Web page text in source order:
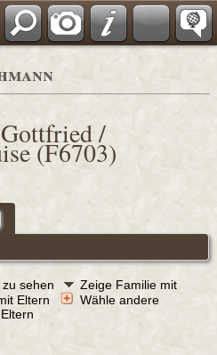
/
(F6703)
sehen
Zeige Familie mit
Eltern
Wähle andere